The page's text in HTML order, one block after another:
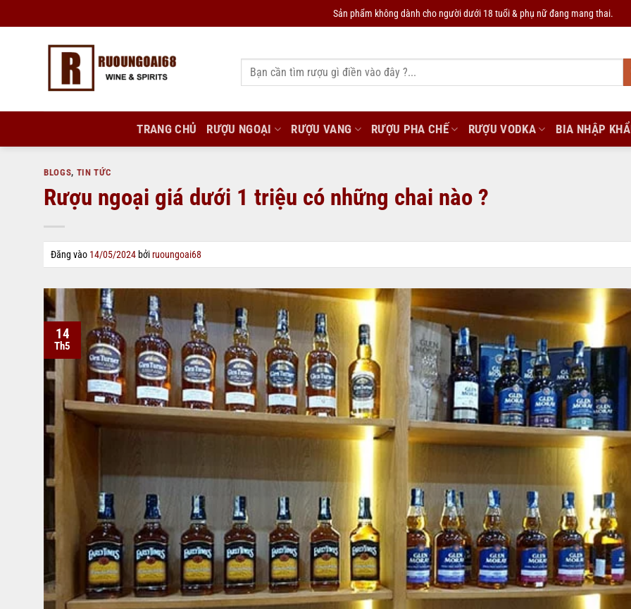
qua
Sản phẩm không dành cho người dưới 18 tuổi & phụ nữ đang mang thai.
Tìm
kiếm:
TRANG CHỦ RƯỢU NGOẠI RƯỢU VANG RƯỢU PHA CHẾ RƯỢU VODKA BIA NHẬP
BLOGS, TIN TỨC
Rượu ngoại giá dưới 1 triệu có những chai nào ?
Đăng vào 14/05/2024 bởiruoungoai68
14
Th5